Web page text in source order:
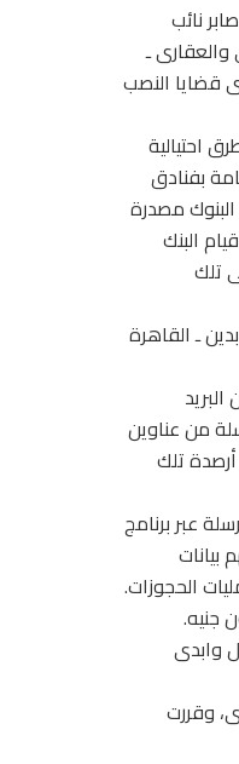
نائب
السياحى والعقارى ـ
إحدى قضايا النصب
احتيالية
بفنادق
مصدرة
البنك
تلك
ـ القاهرة
من عناوين
تلك
عبر برنامج
الحجوزات.
وابدى
وقررت